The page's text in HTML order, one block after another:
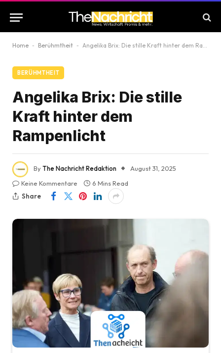
Home - Berühmtheit - Angelika Brix: Die stille Kraft hinter dem Rampenlicht
BERÜHMTHEIT
Angelika Brix: Die stille
Kraft hinter dem
Rampenlicht
ByThe Nachricht Redaktion
August 31, 2025
Keine Kommentare
6 Mins Read
Share